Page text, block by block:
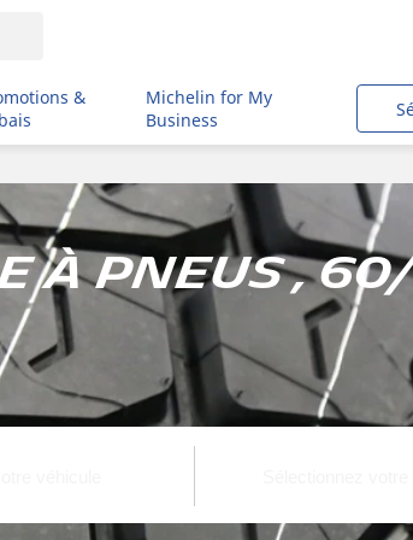
&
Michelin for My
Business
à pneus ,